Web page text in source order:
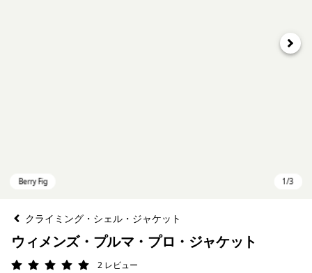
次へ
クライミング・シェル・ジャケット
ウィメンズ・プルマ・プロ・ジャケット
評価: 5 / 5 2 レビュー